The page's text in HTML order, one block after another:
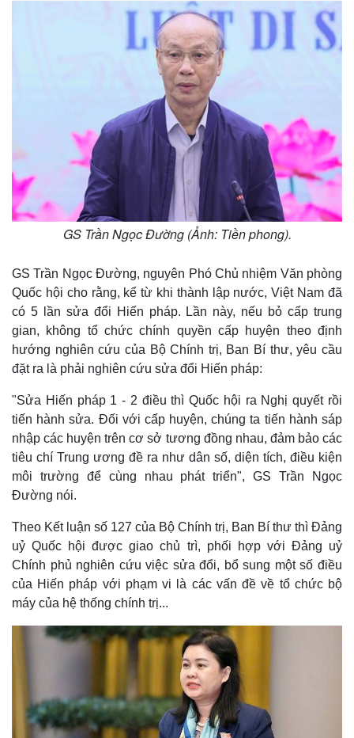
Kinh tế
Bất động sản
Khởi nghiệp
Thị trường
Giá vàng
Tiêu dùng
Chứng khoán
Giá cà phê
GS Trần Ngọc Đường (Ảnh: Tiền phong).
GS Trần Ngọc Đường, nguyên Phó Chủ nhiệm Văn phòng
Quốc hội cho rằng, kể từ khi thành lập nước, Việt Nam đã
có 5 lần sửa đổi Hiến pháp. Lần này, nếu bỏ cấp trung
gian, không tổ chức chính quyền cấp huyện theo định
hướng nghiên cứu của Bộ Chính trị, Ban Bí thư, yêu cầu
đặt ra là phải nghiên cứu sửa đổi Hiến pháp:
"Sửa Hiến pháp 1 - 2 điều thì Quốc hội ra Nghị quyết rồi
tiến hành sửa. Đối với cấp huyện, chúng ta tiến hành sáp
nhập các huyện trên cơ sở tương đồng nhau, đảm bảo các
tiêu chí Trung ương đề ra như dân số, diện tích, điều kiện
môi trường để cùng nhau phát triển", GS Trần Ngọc
Đường nói.
Theo Kết luận số 127 của Bộ Chính trị, Ban Bí thư thì Đảng
uỷ Quốc hội được giao chủ trì, phối hợp với Đảng uỷ
Chính phủ nghiên cứu việc sửa đổi, bổ sung một số điều
của Hiến pháp với phạm vi là các vấn đề về tổ chức bộ
máy của hệ thống chính trị...